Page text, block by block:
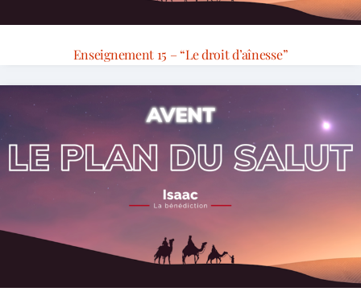
Enseignement 15 – “Le droit d’aînesse”